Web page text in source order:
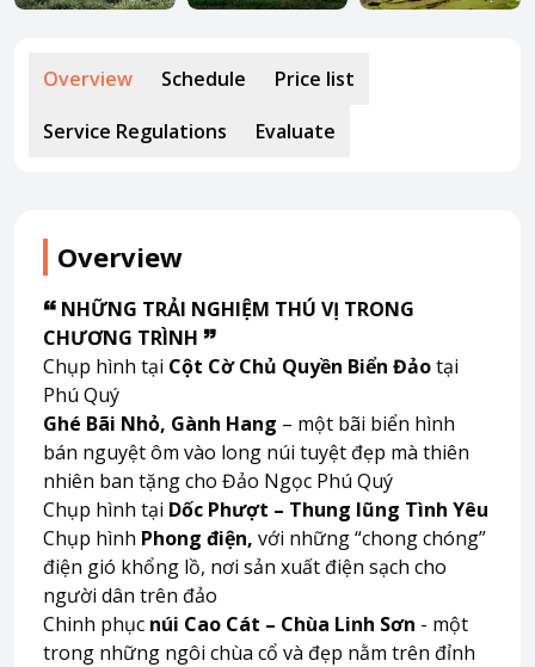
Overview Schedule
Price list
Service Regulations
Evaluate
Overview
🙶 NHỮNG TRẢI NGHIỆM THÚ VỊ TRONG
CHƯƠNG TRÌNH 🙷
Chụp hình tại Cột Cờ Chủ Quyền Biển Đảotại
Phú Quý
Ghé Bãi Nhỏ, Gành Hang – một bãi biển hình
bán nguyệt ôm vào long núi tuyệt đẹp mà thiên
nhiên ban tặng cho Đảo Ngọc Phú Quý
Chụp hình tại Dốc Phượt – Thung lũng Tình Yêu
Chụp hình Phong điện, với những “chong chóng”
điện gió khổng lồ, nơi sản xuất điện sạch cho
người dân trên đảo
Chinh phục núi Cao Cát – Chùa Linh Sơn - một
trong những ngôi chùa cổ và đẹp nằm trên đỉnh